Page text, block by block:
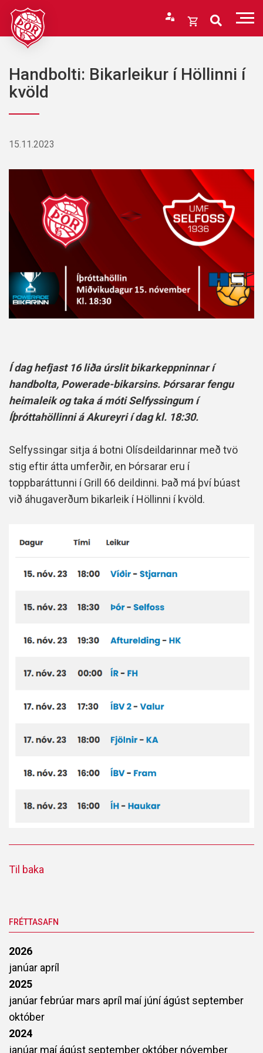
Fara
efni
Opna
Karfan þín
Loka
Karfan er tóm.
Handbolti: Bikarleikur í Höllinni í
kvöld
15.11.2023
Í dag hefjast 16 liða úrslit bikarkeppninnar í
handbolta, Powerade-bikarsins. Þórsarar fengu
heimaleik og taka á móti Selfyssingum í
Íþróttahöllinni á Akureyri í dag kl. 18:30.
Selfyssingar sitja á botni Olísdeildarinnar með tvö
stig eftir átta umferðir, en Þórsarar eru í
toppbaráttunni í Grill 66 deildinni. Það má því búast
við áhugaverðum bikarleik í Höllinni í kvöld.
Til baka
FRÉTTASAFN
2026
janúar apríl
2025
janúarfebrúar mars apríl maí júníágúst september
október
2024
janúar maíágúst september október nóvember